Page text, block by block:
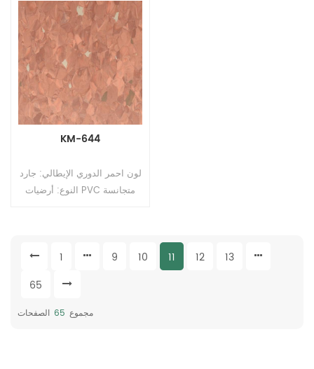
السطح: طلاء PUR
KM-644
لون احمر الدوري الإيطالي: جارد
النوع: أرضيات PVC متجانسة
1 9 10 11 12
13
65
مجموع 65 الصفحات